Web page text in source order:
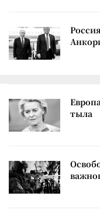
тыла